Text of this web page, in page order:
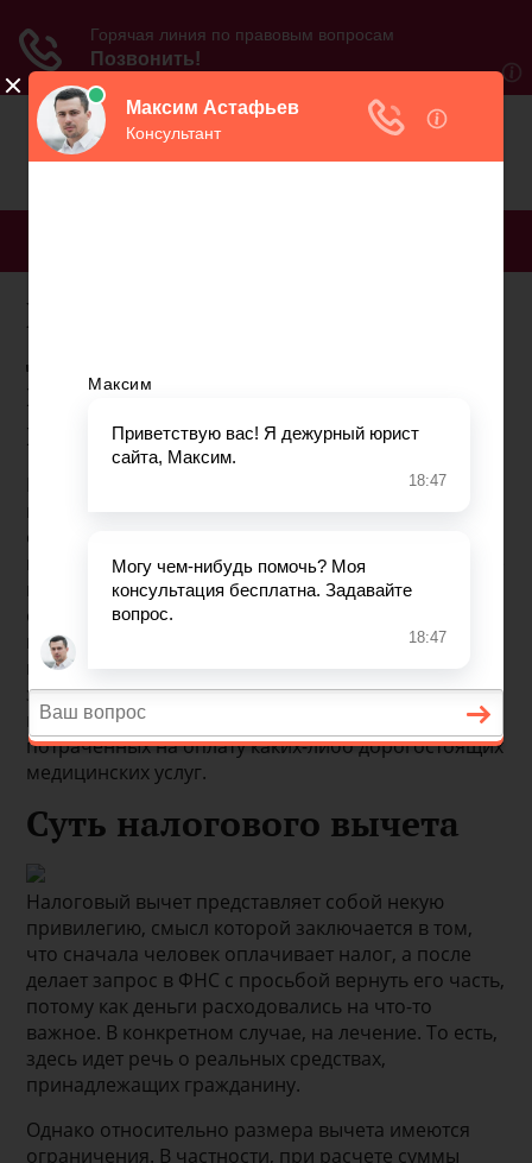
Какие документы нужны
для возврата 13
процентов за лечение
пенсионерам
Получить налоговый вычет за лечение пенсионер
может только в том случае, если он продолжает
официально трудиться либо получает доход иным
путем. Здесь главным фактором считается наличие
прибыли, с которой человек перечисляет
обязательный налоговый сбор (НДФЛ). Поэтому,
при соблюдении основных требований,
гражданин преклонного возраста, полностью
завершивший профессиональную деятельность,
может рассчитывать на возврат части средств,
потраченных на оплату каких-либо дорогостоящих
медицинских услуг.
Суть налогового вычета
Налоговый вычет представляет собой некую
привилегию, смысл которой заключается в том,
что сначала человек оплачивает налог, а после
делает запрос в ФНС с просьбой вернуть его часть,
потому как деньги расходовались на что-то
важное. В конкретном случае, на лечение. То есть,
здесь идет речь о реальных средствах,
принадлежащих гражданину.
Однако относительно размера вычета имеются
ограничения. В частности, при расчете суммы